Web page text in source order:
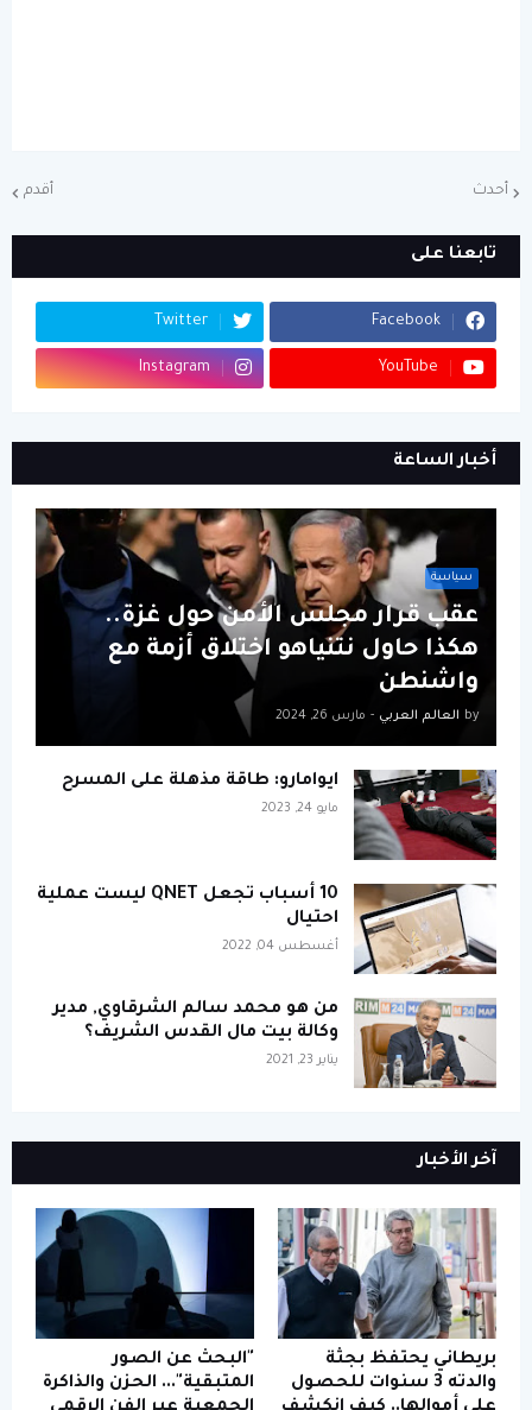
أحدث أقدم
تابعنا على
Facebook
Twitter
YouTube
Instagram
أخبار الساعة
سياسة
عقب قرار مجلس الأمن حول غزة..
هكذا حاول نتنياهو اختلاق أزمة مع
واشنطن
by العالم العربي - مارس 26, 2024
ايوامارو: طاقة مذهلة على المسرح
مايو 24, 2023
10 أسباب تجعل QNET ليست عملية
احتيال
أغسطس 04, 2022
من هو محمد سالم الشرقاوي, مدير
وكالة بيت مال القدس الشريف؟
يناير 23, 2021
آخر الأخبار
بريطاني يحتفظ بجثة
والدته 3 سنوات للحصول
"البحث عن الصور
المتبقية"... الحزن والذاكرة